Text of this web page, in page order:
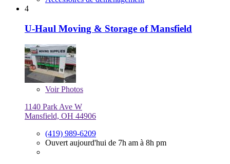
4
U-Haul Moving & Storage of Mansfield
VoirPhotos
1140 Park Ave W
Mansfield, OH 44906
(419) 989-6209
Ouvert aujourd'hui de 7h am à 8h pm